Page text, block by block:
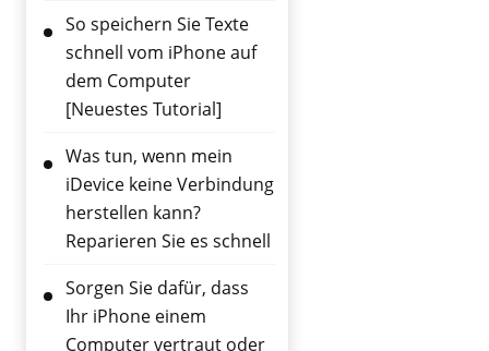
So speichern Sie Texte
schnell vom iPhone auf
dem Computer
[Neuestes Tutorial]
Was tun, wenn mein
iDevice keine Verbindung
herstellen kann?
Reparieren Sie es schnell
Sorgen Sie dafür, dass
Ihr iPhone einem
Computer vertraut oder